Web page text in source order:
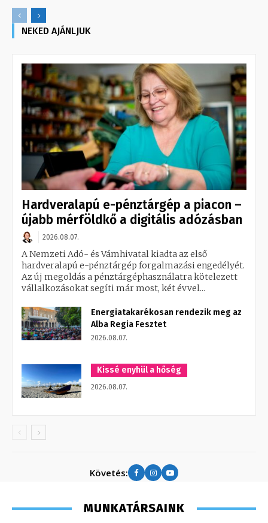
NEKED AJÁNLJUK
Hardveralapú e-pénztárgép a piacon –
újabb mérföldkő a digitális adózásban
2026.08.07.
A Nemzeti Adó- és Vámhivatal kiadta az első
hardveralapú e-pénztárgép forgalmazási engedélyét.
Az új megoldás a pénztárgéphasználatra kötelezett
vállalkozásokat segíti már most, két évvel...
Energiatakarékosan rendezik meg az
Alba Regia Fesztet
2026.08.07.
Kissé enyhül a hőség
2026.08.07.
Követés:
MUNKATÁRSAINK